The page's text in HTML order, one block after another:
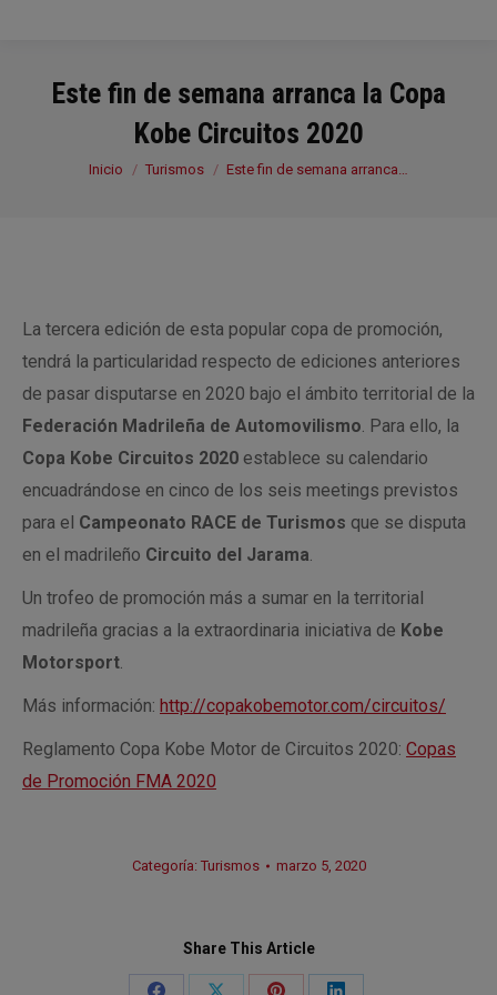
Este fin de semana arranca la Copa
Kobe Circuitos 2020
Estás aquí:
Inicio Turismos Este fin de semana arranca…
La tercera edición de esta popular copa de promoción,
tendrá la particularidad respecto de ediciones anteriores
de pasar disputarse en 2020 bajo el ámbito territorial de la
Federación Madrileña de Automovilismo. Para ello, la
Copa Kobe Circuitos 2020 establece su calendario
encuadrándose en cinco de los seis meetings previstos
para el Campeonato RACE de Turismos que se disputa
en el madrileño Circuito del Jarama.
Un trofeo de promoción más a sumar en la territorial
madrileña gracias a la extraordinaria iniciativa de Kobe
Motorsport.
Más información: http://copakobemotor.com/circuitos/
Reglamento Copa Kobe Motor de Circuitos 2020: Copas
de Promoción FMA 2020
Categoría: Turismos marzo 5, 2020
Share This Article